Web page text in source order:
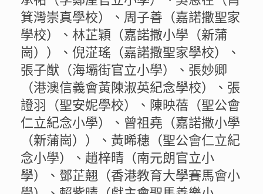
箕灣崇真學校）、周子善（嘉諾撒聖家
學校）、林芷穎（嘉諾撒小學（新蒲
崗））、倪淽瑤（嘉諾撒聖家學校）、
張子猷（海壩街官立小學）、張妙卿
（港澳信義會黃陳淑英紀念學校）、張
證羽（聖安妮學校）、陳映蓓（聖公會
仁立紀念小學）、曾祖堯（嘉諾撒小學
（新蒲崗））、黃晞穗（聖公會仁立紀
念小學）、趙梓晴（南元朗官立小
學）、鄧芷翹（香港教育大學賽馬會小